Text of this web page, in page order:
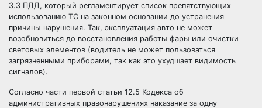
3.3 ПДД, который регламентирует список препятствующих
использованию ТС на законном основании до устранения
причины нарушения. Так, эксплуатация авто не может
возобновиться до восстановления работы фары или очистки
световых элементов (водитель не может пользоваться
загрязненными приборами, так как это ухудшает видимость
сигналов).
Согласно части первой статьи 12.5 Кодекса об
административных правонарушениях наказание за одну